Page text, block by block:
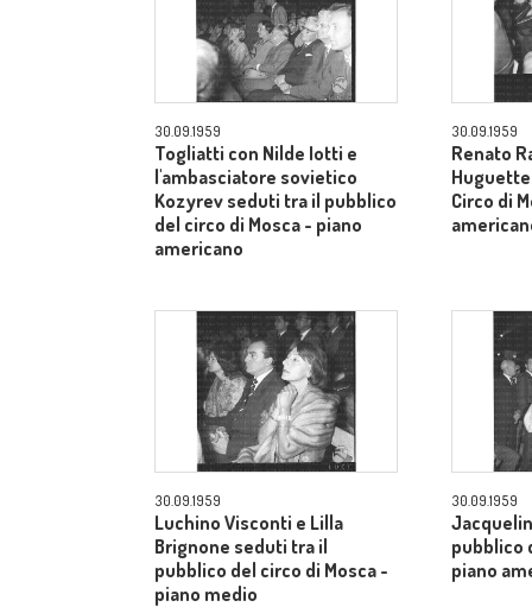
30.09.1959
Togliatti con Nilde Iotti e
l'ambasciatore sovietico
Kozyrev seduti tra il pubblico
del circo di Mosca - piano
americano
30.09.1959
Renato
Circo di
30.09.1959
Luchino Visconti e Lilla
Brignone seduti tra il
pubblico del circo di Mosca -
piano medio
30.09.1959
pubblico
piano